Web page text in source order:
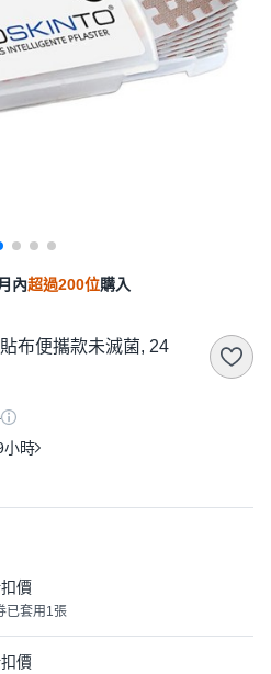
內超過200位購入
布便攜款未滅菌, 24
小時
價
已套用1張
價